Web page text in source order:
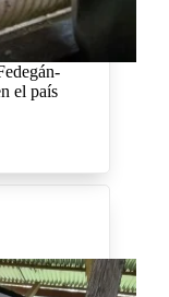
el país